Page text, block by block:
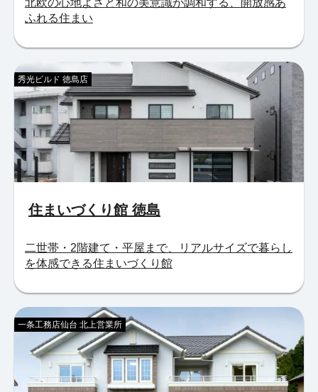
ふれる住まい
住まいづくり館 徳島
秀光ビルド 徳島店
二世帯・2階建て・平屋まで、リアルサイズで暮らし
を体感できる住まいづくり館
一条工務店仙台 北上営業所